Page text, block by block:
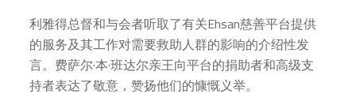
利雅得总督和与会者听取了有关Ehsan慈善平台提供
的服务及其工作对需要救助人群的影响的介绍性发
言。费萨尔·本·班达尔亲王向平台的捐助者和高级支
持者表达了敬意，赞扬他们的慷慨义举。